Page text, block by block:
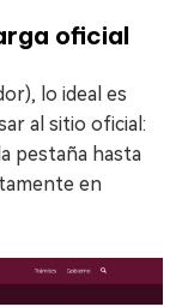
oficial
lo ideal es
al sitio oficial:
pestaña hasta
en